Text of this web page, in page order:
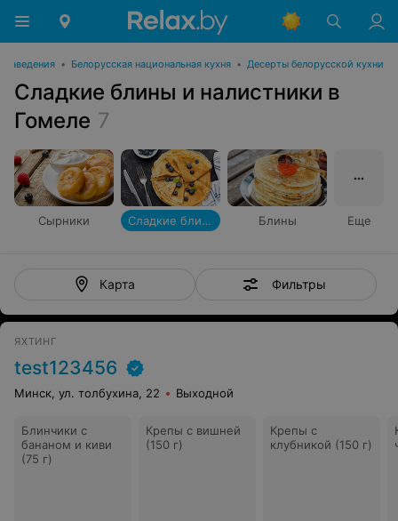
заведения • Белорусская национальная кухня • Десерты белорусской кухни
Сладкие блины и налистники в
Гомеле 7
Сырники Сладкие блины и налистники Блины Еще
Карта Фильтры
ЯХТИНГ
test123456
Минск, ул. толбухина, 22 Выходной
Блинчики с
бананом и киви
(75 г)
Крепы с вишней
(150 г)
Крепы с
клубникой (150 г)